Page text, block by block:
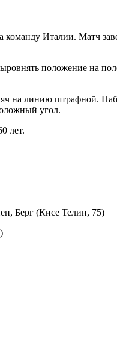
команду Италии. Матч
положение на
на линию штрафной.
угол.
лет.
Берг (Кисе Телин, 75)